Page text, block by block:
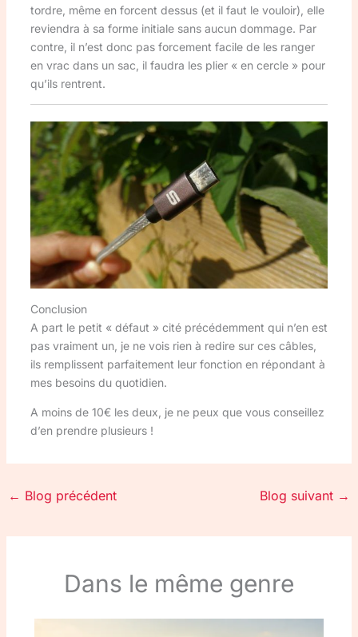
tordre, même en forcent dessus (et il faut le vouloir), elle
reviendra à sa forme initiale sans aucun dommage. Par
contre, il n’est donc pas forcement facile de les ranger
en vrac dans un sac, il faudra les plier « en cercle » pour
qu’ils rentrent.
Conclusion
A part le petit « défaut » cité précédemment qui n’en est
pas vraiment un, je ne vois rien à redire sur ces câbles,
ils remplissent parfaitement leur fonction en répondant à
mes besoins du quotidien.
A moins de 10€ les deux, je ne peux que vous conseillez
d’en prendre plusieurs !
← Blog précédent Blog suivant →
Dans le même genre